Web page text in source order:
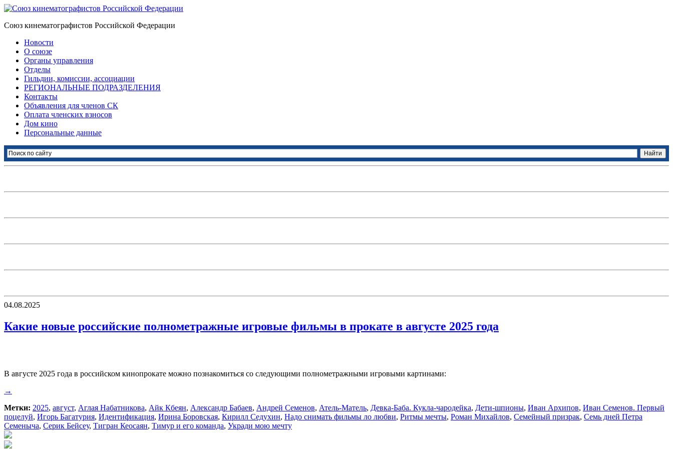
Союз кинематографистов Российской Федерации
Новости
О союзе
Органы управления
Отделы
Гильдии, комиссии, ассоциации
РЕГИОНАЛЬНЫЕ ПОДРАЗДЕЛЕНИЯ
Контакты
Объявления для членов СК
Оплата членских взносов
Дом кино
Персональные данные
04.08.2025
Какие новые российские полнометражные игровые фильмы в прокате в августе 2025 года
В августе 2025 года в российском кинопрокате можно познакомиться со следующими полнометражными игровыми картинами:
→
Метки: 2025, август, Аглая Набатникова, Айк Кбеян, Александр Бабаев, Андрей Семенов, Атель-Матель, Девка-Баба. Кукла-чародейка, Дети-шпионы, Иван Архипов, Иван Семенов. Первый
поцелуй, Игорь Багатурия, Идентификация, Ирина Боровская, Кирилл Седухин, Надо снимать фильмы ло любви, Ритмы мечты, Роман Михайлов, Семейный призрак, Семь дней Петра
Семеныча, Серик Бейсеу, Тигран Кеосаян, Тимур и его команда, Укради мою мечту